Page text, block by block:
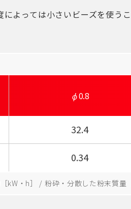
よっては小さいビーズを使う
0.8
32.4
0.34
kW・h］ / 粉砕・分散した粉末質量